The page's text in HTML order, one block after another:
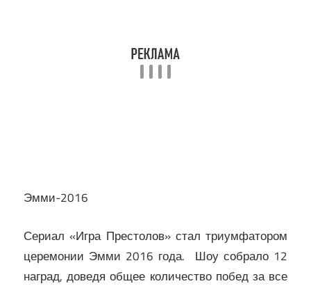
Эмми-2016
Сериал «Игра Престолов» стал триумфатором
церемонии Эмми 2016 года. Шоу собрало 12
наград, доведя общее количество побед за все